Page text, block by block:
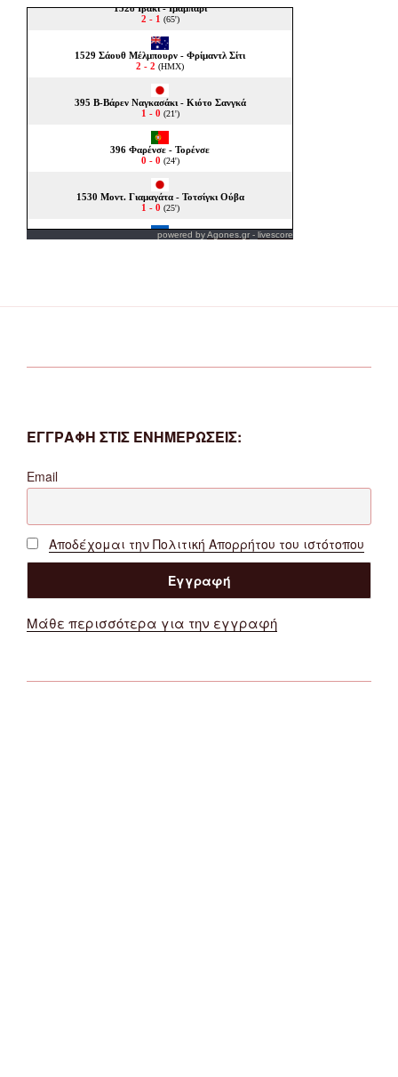
powered byAgones.gr - livescore
ΕΓΓΡΑΦΗ ΣΤΙΣ ΕΝΗΜΕΡΩΣΕΙΣ:
Email
Αποδέχομαι την Πολιτική Απορρήτου του ιστότοπου
Μάθε περισσότερα για την εγγραφή